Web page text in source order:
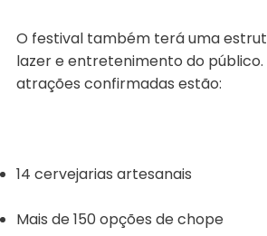
O festival também terá uma
lazer e entretenimento do público.
atrações confirmadas estão:
14 cervejarias artesanais
Mais de 150 opções de chope